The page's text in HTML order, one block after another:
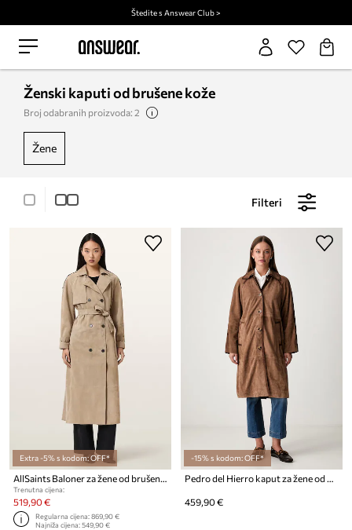
Štedite s Answear Club >
Ženski kaputi od brušene kože
Broj odabranih proizvoda: 2
žene
Filteri
Extra -5% s kodom: OFF*
AllSaints Baloner za žene od brušene kože REED SUEDE
Trenutna cijena:
519,90 €
Regularna cijena:869,90 €
Najniža cijena:549,90 €
-15% s kodom: OFF*
Pedro del Hierro kaput za žene od brušene kože
459,90 €